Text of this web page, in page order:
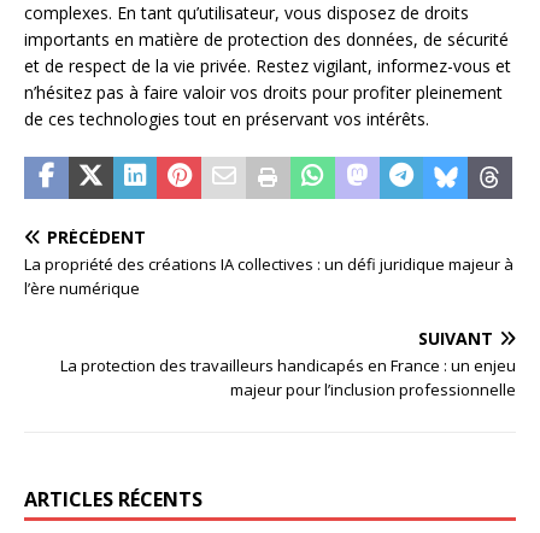
complexes. En tant qu’utilisateur, vous disposez de droits
importants en matière de protection des données, de sécurité
et de respect de la vie privée. Restez vigilant, informez-vous et
n’hésitez pas à faire valoir vos droits pour profiter pleinement
de ces technologies tout en préservant vos intérêts.
PRÉCÉDENT
La propriété des créations IA collectives : un défi juridique majeur à
l’ère numérique
SUIVANT
La protection des travailleurs handicapés en France : un enjeu
majeur pour l’inclusion professionnelle
ARTICLES RÉCENTS